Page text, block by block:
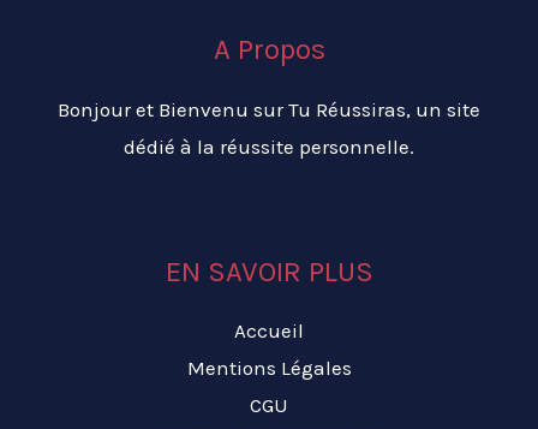
A Propos
Bonjour et Bienvenu sur Tu Réussiras, un site
dédié à la réussite personnelle.
EN SAVOIR PLUS
Accueil
Mentions Légales
CGU